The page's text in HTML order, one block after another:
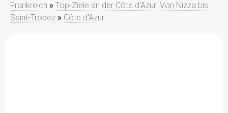
Frankreich » Top-Ziele an der Côte d'Azur: Von Nizza bis
Saint-Tropez » Côte d'Azur